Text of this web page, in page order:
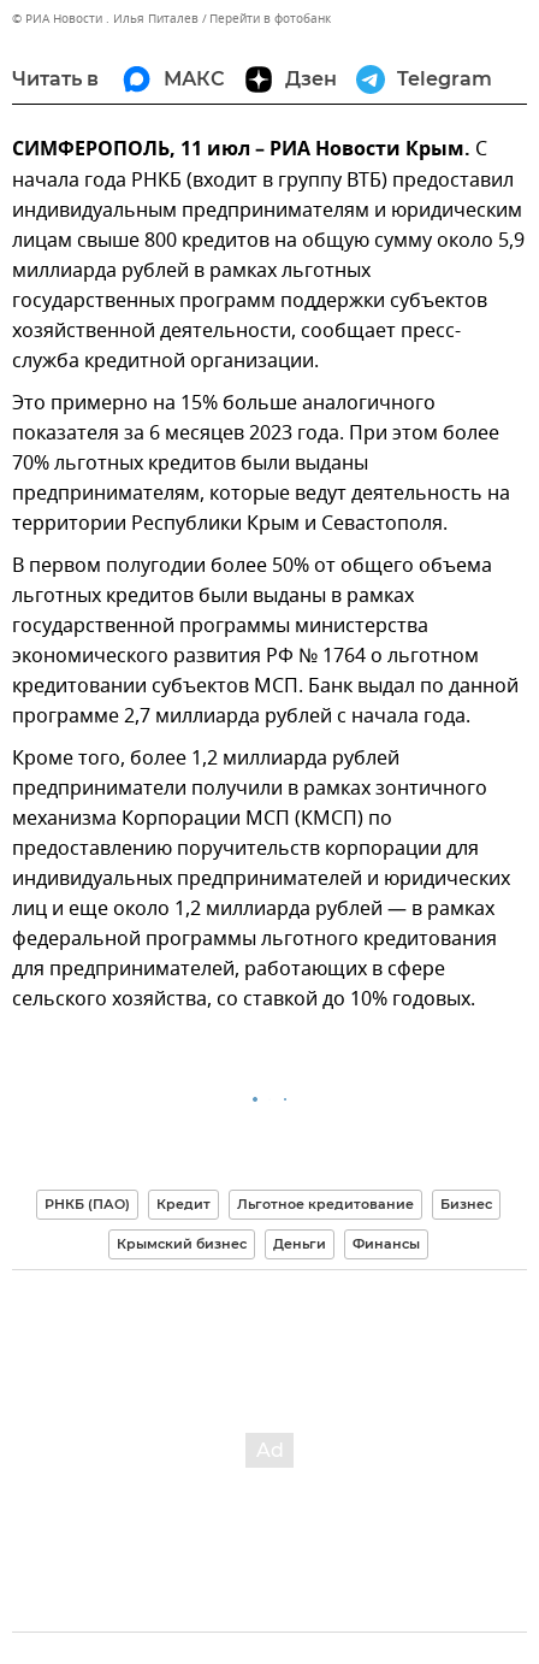
© РИА Новости . Илья Питалев Перейти в фотобанк
Читать в МАКС Дзен Telegram
СИМФЕРОПОЛЬ, 11 июл – РИА Новости Крым. С
начала года РНКБ (входит в группу ВТБ) предоставил
индивидуальным предпринимателям и юридическим
лицам свыше 800 кредитов на общую сумму около 5,9
миллиарда рублей в рамках льготных
государственных программ поддержки субъектов
хозяйственной деятельности, сообщает пресс-
служба кредитной организации.
Это примерно на 15% больше аналогичного
показателя за 6 месяцев 2023 года. При этом более
70% льготных кредитов были выданы
предпринимателям, которые ведут деятельность на
территории Республики Крым и Севастополя.
В первом полугодии более 50% от общего объема
льготных кредитов были выданы в рамках
государственной программы министерства
экономического развития РФ № 1764 о льготном
кредитовании субъектов МСП. Банк выдал по данной
программе 2,7 миллиарда рублей с начала года.
Кроме того, более 1,2 миллиарда рублей
предприниматели получили в рамках зонтичного
механизма Корпорации МСП (КМСП) по
предоставлению поручительств корпорации для
индивидуальных предпринимателей и юридических
лиц и еще около 1,2 миллиарда рублей — в рамках
федеральной программы льготного кредитования
для предпринимателей, работающих в сфере
сельского хозяйства, со ставкой до 10% годовых.
РНКБ (ПАО) Кредит Льготное кредитование Бизнес
Крымский бизнес Деньги Финансы